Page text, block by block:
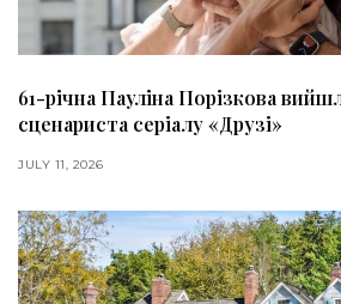
61-річна Пауліна Порізкова
сценариста серіалу «Друзі»
JULY 11, 2026